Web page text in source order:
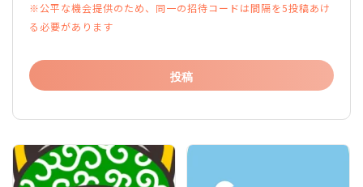
※公平な機会提供のため、同一の招待コードは間隔を5投稿あけ
る必要があります